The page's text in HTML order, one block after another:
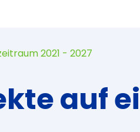
2021 - 2027
auf